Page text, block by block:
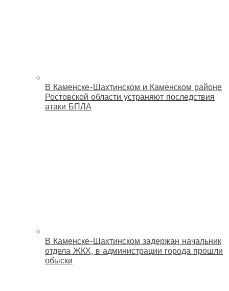
В Каменске-Шахтинском и Каменском районе
Ростовской области устраняют последствия
атаки БПЛА
В Каменске-Шахтинском задержан начальник
отдела ЖКХ, в администрации города прошли
обыски